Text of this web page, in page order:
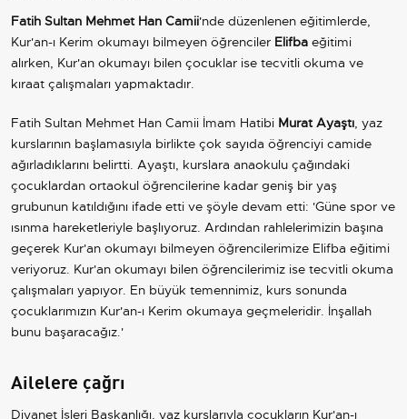
Fatih Sultan Mehmet Han Camii'nde düzenlenen eğitimlerde,
Kur'an-ı Kerim okumayı bilmeyen öğrenciler Elifba eğitimi
alırken, Kur'an okumayı bilen çocuklar ise tecvitli okuma ve
kıraat çalışmaları yapmaktadır.
Fatih Sultan Mehmet Han Camii İmam Hatibi Murat Ayaştı , yaz
kurslarının başlamasıyla birlikte çok sayıda öğrenciyi camide
ağırladıklarını belirtti. Ayaştı, kurslara anaokulu çağındaki
çocuklardan ortaokul öğrencilerine kadar geniş bir yaş
grubunun katıldığını ifade etti ve şöyle devam etti: 'Güne spor ve
ısınma hareketleriyle başlıyoruz. Ardından rahlelerimizin başına
geçerek Kur'an okumayı bilmeyen öğrencilerimize Elifba eğitimi
veriyoruz. Kur'an okumayı bilen öğrencilerimiz ise tecvitli okuma
çalışmaları yapıyor. En büyük temennimiz, kurs sonunda
çocuklarımızın Kur'an-ı Kerim okumaya geçmeleridir. İnşallah
bunu başaracağız.'
Ailelere çağrı
Diyanet İşleri Başkanlığı, yaz kurslarıyla çocukların Kur'an-ı